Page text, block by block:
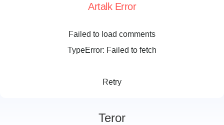
Artalk Error
Failed to load comments
TypeError: Failed to fetch
Retry
Teror